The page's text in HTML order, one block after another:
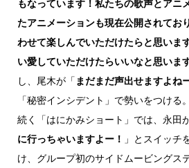
もなっています！私たちの歌声とアニ
たアニメーションも現在公開されてお
わせて楽しんでいただけたらと思いま
い愛していただけたらいいなと思いま
し、尾木が「まだまだ声出せますよね
「秘密インシデント」で勢いをつける。
続く「はにかみショート」では、永田
に行っちゃいますよー！ 」とスイッチ
け、グループ初のサイドムービングス